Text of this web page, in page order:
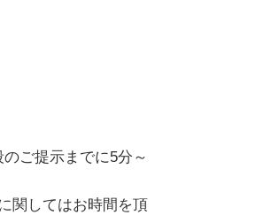
ご提示までに5分～
関してはお時間を頂